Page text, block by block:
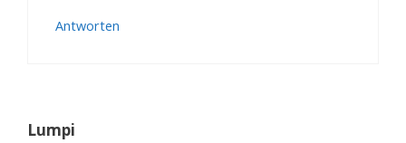
Antworten
Lumpi